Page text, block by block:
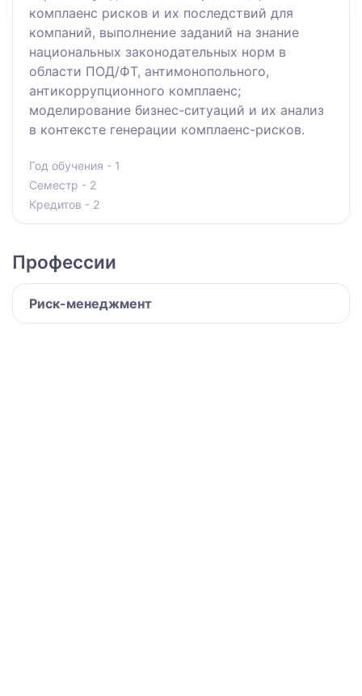
комплаенс рисков и их последствий для
компаний, выполнение заданий на знание
национальных законодательных норм в
области ПОД/ФТ, антимонопольного,
антикоррупционного комплаенс;
моделирование бизнес-ситуаций и их анализ
в контексте генерации комплаенс-рисков.
Год обучения - 1
Семестр - 2
Кредитов - 2
Профессии
Риск-менеджмент